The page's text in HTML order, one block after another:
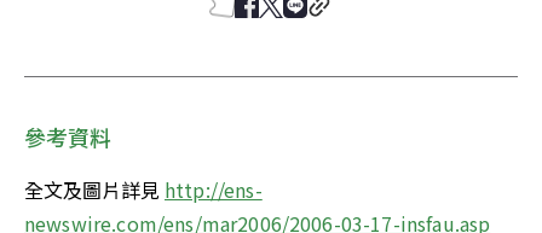
參考資料
全文及圖片詳見 http://ens-
newswire.com/ens/mar2006/2006-03-17-insfau.asp